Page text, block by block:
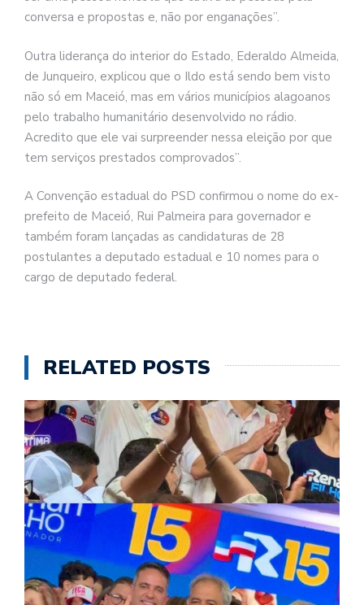
conversa e propostas e, não por enganações”.
Outra liderança do interior do Estado, Ederaldo Almeida,
de Junqueiro, explicou que o Ildo está sendo bem visto
não só em Maceió, mas em vários municípios alagoanos
pelo trabalho humanitário desenvolvido no rádio.
Acredito que ele vai surpreender nessa eleição por que
tem serviços prestados comprovados”.
A Convenção estadual do PSD confirmou o nome do ex-
prefeito de Maceió, Rui Palmeira para governador e
também foram lançadas as candidaturas de 28
postulantes a deputado estadual e 10 nomes para o
cargo de deputado federal.
RELATED POSTS